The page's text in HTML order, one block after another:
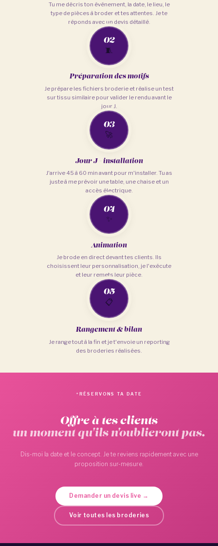
Tu me décris ton événement, la date, le lieu, le
type de pièces à broder et tes attentes. Je te
réponds avec un devis détaillé.
02
🧵
Préparation des motifs
Je prépare les fichiers broderie et réalise un test
sur tissu similaire pour valider le rendu avant le
jour J.
03
🚀
Jour J - installation
J'arrive 45 à 60 min avant pour m'installer. Tu as
juste à me prévoir une table, une chaise et un
accès électrique.
04
✨
Animation
Je brode en direct devant tes clients. Ils
choisissent leur personnalisation, je l'exécute
et leur remets leur pièce.
05
📋
Rangement & bilan
Je range tout à la fin et je t'envoie un reporting
des broderies réalisées.
RÉSERVONS TA DATE
Offre à tes clients
un moment qu'ils n'oublieront pas.
Dis-moi la date et le concept. Je te reviens rapidement avec une
proposition sur-mesure.
Demander un devis live →
Voir toutes les broderies